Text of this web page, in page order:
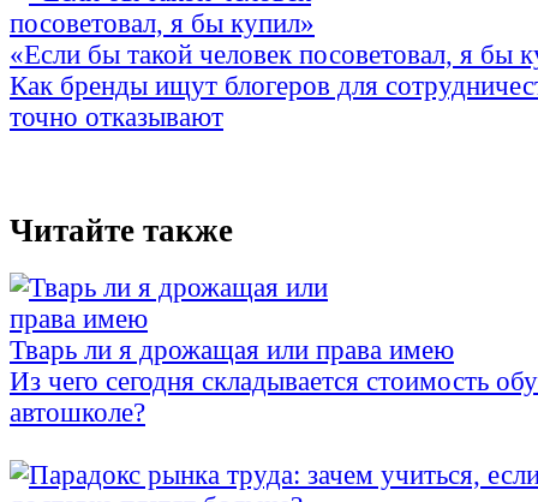
«Если бы такой человек посоветовал, я бы
Как бренды ищут блогеров для
точно отказывают
Читайте также
Тварь ли я дрожащая или права имею
Из чего сегодня складывается стоимость
автошколе?